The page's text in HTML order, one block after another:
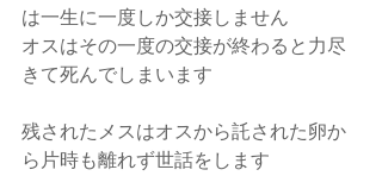
は一生に一度しか交接しません
オスはその一度の交接が終わると力尽
きて死んでしまいます
残されたメスはオスから託された卵か
ら片時も離れず世話をします